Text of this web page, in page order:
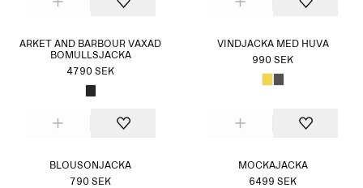
ARKET AND BARBOUR VAXAD
BOMULLSJACKA
4790 SEK
VINDJACKA MED HUVA
990 SEK
BLOUSONJACKA
790 SEK
MOCKAJACKA
6499 SEK